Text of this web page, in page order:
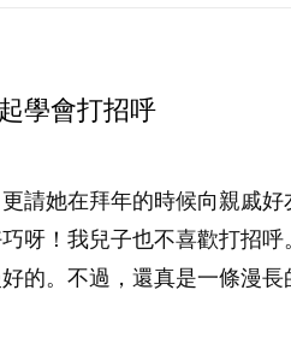
學會打招呼
請她在拜年的時候向親戚好
呀！我兒子也不喜歡打招
的。不過，還真是一條漫長